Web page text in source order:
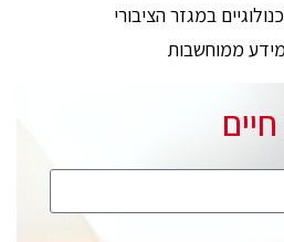
במגזר הציבורי
ממוחשבות